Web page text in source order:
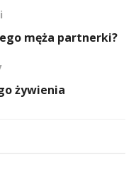
męża partnerki?
żywienia